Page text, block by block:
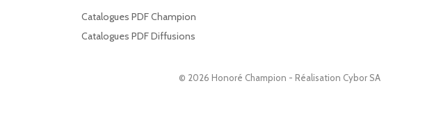
© 2026 Honoré Champion - Réalisation Cybor SA
Catalogues PDF Champion
Catalogues PDF Diffusions